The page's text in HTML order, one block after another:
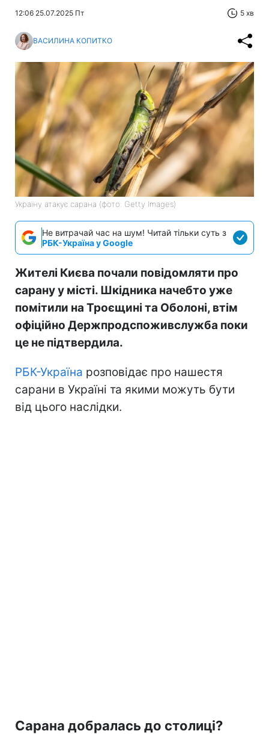
12:06 25.07.2025 Пт 5 хв
ВАСИЛИНА КОПИТКО
Україну атакує сарана (фото: Getty Images)
Не витрачай час на шум! Читай тільки суть з
РБК-Україна у Google
Жителі Києва почали повідомляти про
сарану у місті. Шкідника начебто уже
помітили на Троєщині та Оболоні, втім
офіційно Держпродспоживслужба поки
це не підтвердила.
РБК-Україна розповідає про нашестя
сарани в Україні та якими можуть бути
від цього наслідки.
Сарана добралась до столиці?